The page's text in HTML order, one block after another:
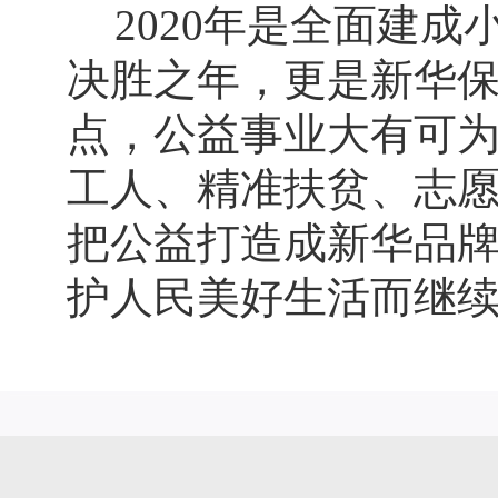
2020年是全面建成
决胜之年，更是新华
点，公益事业大有可
工人、精准扶贫、志
把公益打造成新华品
护人民美好生活而继